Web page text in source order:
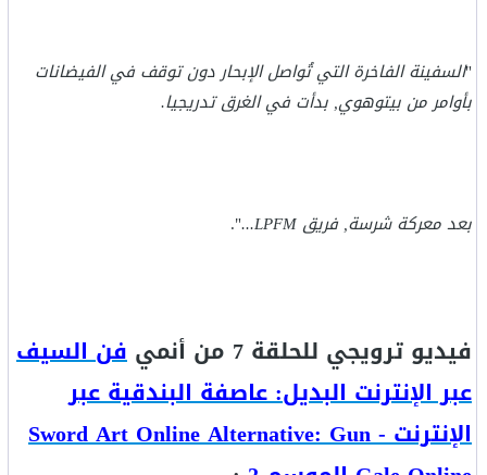
"السفينة الفاخرة التي تُواصل الإبحار دون توقف في الفيضانات
بأوامر من بيتوهوي, بدأت في الغرق تدريجيا.
بعد معركة شرسة, فريق LPFM... ".
فيديو ترويجي للحلقة 7 من أنمي
فن السيف
عبر الإنترنت البديل: عاصفة البندقية عبر
الإنترنت - Sword Art Online Alternative: Gun